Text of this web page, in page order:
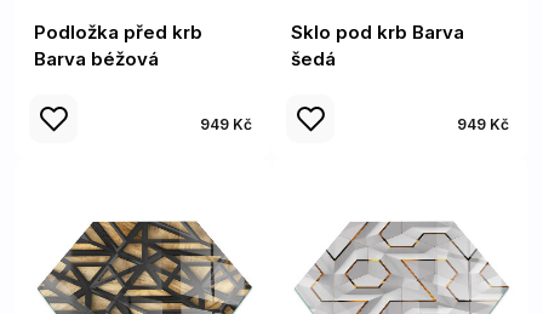
Podložka před krb
Barva béžová
949 Kč
Sklo pod krb Barva
šedá
949 Kč